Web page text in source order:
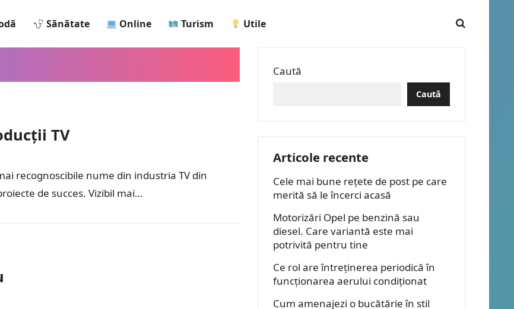
Sănătate Online Turism Utile
TV
recognoscibile nume din industria TV din
de succes. Vizibil mai…
Caută
Caută
Articole recente
Cele mai bune rețete de post pe care
merită să le încerci acasă
Motorizări Opel pe benzină sau
diesel. Care variantă este mai
potrivită pentru tine
Ce rol are întreținerea periodică în
funcționarea aerului condiționat
Cum amenajezi o bucătărie în stil